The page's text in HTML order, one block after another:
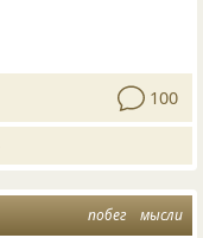
100
побег мысли